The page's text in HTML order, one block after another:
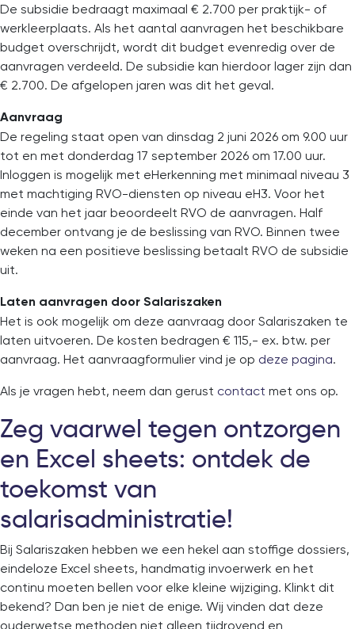
De subsidie bedraagt maximaal € 2.700 per praktijk- of
werkleerplaats. Als het aantal aanvragen het beschikbare
budget overschrijdt, wordt dit budget evenredig over de
aanvragen verdeeld. De subsidie kan hierdoor lager zijn dan
€ 2.700. De afgelopen jaren was dit het geval.
Aanvraag
De regeling staat open van dinsdag 2 juni 2026 om 9.00 uur
tot en met donderdag 17 september 2026 om 17.00 uur.
Inloggen is mogelijk met eHerkenning met minimaal niveau 3
met machtiging RVO-diensten op niveau eH3. Voor het
einde van het jaar beoordeelt RVO de aanvragen. Half
december ontvang je de beslissing van RVO. Binnen twee
weken na een positieve beslissing betaalt RVO de subsidie
uit.
Laten aanvragen door Salariszaken
Het is ook mogelijk om deze aanvraag door Salariszaken te
laten uitvoeren. De kosten bedragen € 115,- ex. btw. per
aanvraag. Het aanvraagformulier vind je op deze pagina.
Als je vragen hebt, neem dan gerust contact met ons op.
Zeg vaarwel tegen ontzorgen
en Excel sheets: ontdek de
toekomst van
salarisadministratie!
Bij Salariszaken hebben we een hekel aan stoffige dossiers,
eindeloze Excel sheets, handmatig invoerwerk en het
continu moeten bellen voor elke kleine wijziging. Klinkt dit
bekend? Dan ben je niet de enige. Wij vinden dat deze
ouderwetse methoden niet alleen tijdrovend en